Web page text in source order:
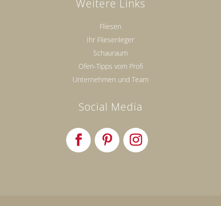
Weitere Links
Fliesen
Ihr Fliesenleger
Schauraum
Ofen-Tipps vom Profi
Unternehmen und Team
Social Media